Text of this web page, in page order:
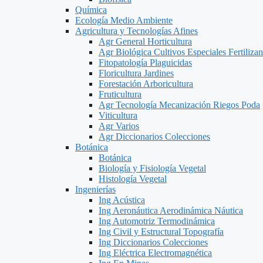
Química
Ecología Medio Ambiente
Agricultura y Tecnologías Afines
Agr General Horticultura
Agr Biológica Cultivos Especiales
Fitopatología Plaguicidas
Floricultura Jardines
Forestación Arboricultura
Fruticultura
Agr Tecnología Mecanización Riegos Poda
Viticultura
Agr Varios
Agr Diccionarios Colecciones
Botánica
Botánica
Biología y Fisiología Vegetal
Histología Vegetal
Ingenierías
Ing Acústica
Ing Aeronáutica Aerodinámica Náutica
Ing Automotriz Termodinámica
Ing Civil y Estructural Topografía
Ing Diccionarios Colecciones
Ing Eléctrica Electromagnética